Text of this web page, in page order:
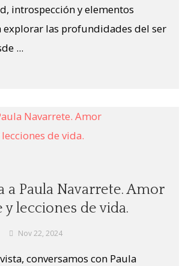
introspección y elementos
explorar las profundidades del ser
...
a Paula Navarrete. Amor
y lecciones de vida.
Nov 22, 2024
conversamos con Paula